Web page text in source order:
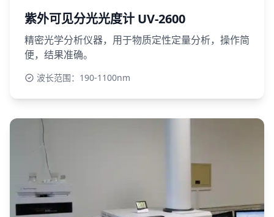
紫外可见分光光度计 UV-2600
精密光学分析仪器，用于物质定性定量分析，操作简
便，结果准确。
波长范围：190-1100nm